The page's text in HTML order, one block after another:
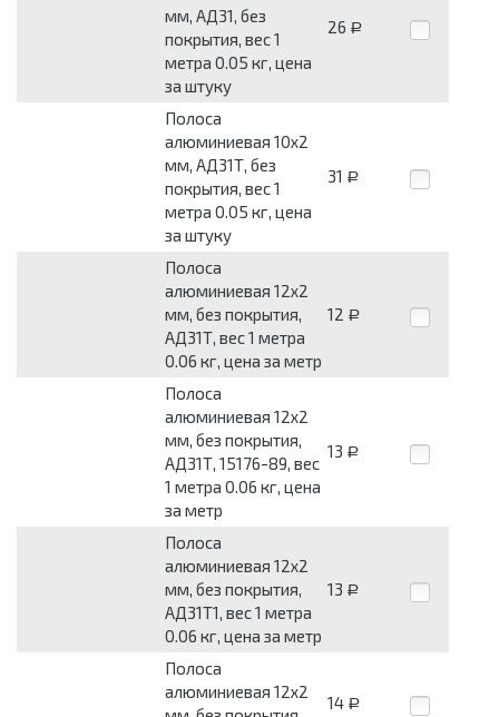
мм, АД31, без
покрытия, вес 1
метра 0.05 кг, цена
за штуку
26 Р
Полоса
алюминиевая 10x2
мм, АД31Т, без
покрытия, вес 1
метра 0.05 кг, цена
за штуку
31 Р
Полоса
алюминиевая 12x2
мм, без покрытия,
АД31Т, вес 1 метра
0.06 кг, цена за метр
12 Р
Полоса
алюминиевая 12x2
мм, без покрытия,
АД31Т, 15176-89, вес
1 метра 0.06 кг, цена
за метр
13 Р
Полоса
алюминиевая 12x2
мм, без покрытия,
АД31Т1, вес 1 метра
0.06 кг, цена за метр
13 Р
Полоса
алюминиевая 12x2
14 Р